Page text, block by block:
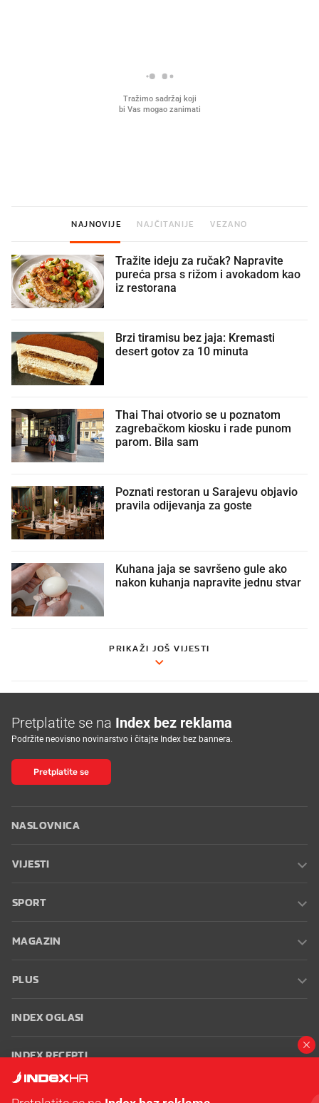
NAJNOVIJE NAJČITANIJE VEZANO
Tražite ideju za ručak? Napravite
pureća prsa s rižom i avokadom kao
iz restorana
Brzi tiramisu bez jaja: Kremasti
desert gotov za 10 minuta
Thai Thai otvorio se u poznatom
zagrebačkom kiosku i rade punom
parom. Bila sam
Poznati restoran u Sarajevu objavio
pravila odijevanja za goste
Kuhana jaja se savršeno gule ako
nakon kuhanja napravite jednu stvar
PRIKAŽI JOŠ VIJESTI
Pretplatite se na Index bez reklama
Podržite neovisno novinarstvo i čitajte Index bez bannera.
Pretplatite se
NASLOVNICA
VIJESTI
SPORT
MAGAZIN
PLUS
INDEX OGLASI
INDEX RECEPTI